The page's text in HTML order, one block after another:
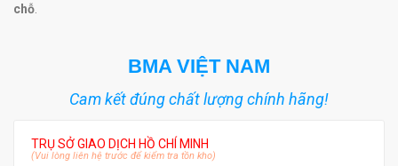
chỗ
BMA VIỆT NAM
Cam kết đúng chất lượng chính hãng!
TRỤ SỞ GIAO DỊCH HỒ CHÍ MINH
(Vui lòng liên hệ trước để kiểm tra tồn kho)